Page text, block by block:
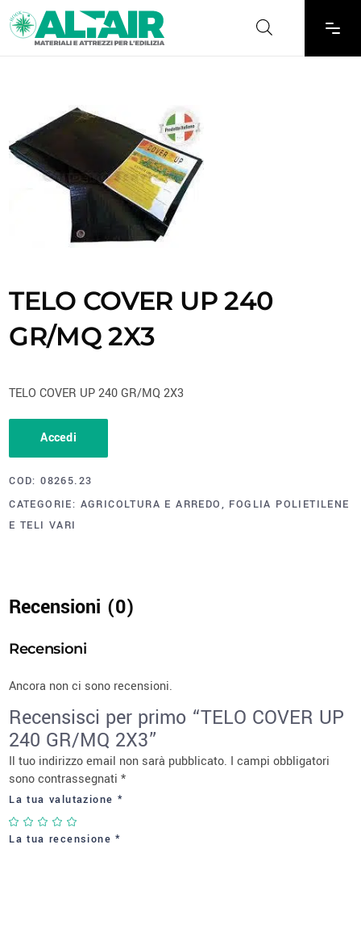
TELO COVER UP 240
GR/MQ 2X3
TELO COVER UP 240 GR/MQ 2X3
Accedi
COD:08265.23
CATEGORIE: AGRICOLTURA E ARREDO, FOGLIA POLIETILENE
E TELI VARI
Recensioni (0)
Recensioni
Ancora non ci sono recensioni.
Recensisci per primo “TELO COVER UP
240 GR/MQ 2X3”
Il tuo indirizzo email non sarà pubblicato. I campi obbligatori
sono contrassegnati*
La tua valutazione *
La tua recensione*